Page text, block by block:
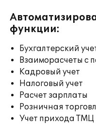
функции:
Бухгалтерский
Взаиморасчеты с
Кадровый учет
Налоговый учет
Расчет зарплаты
Розничная
Учет прихода ТМЦ